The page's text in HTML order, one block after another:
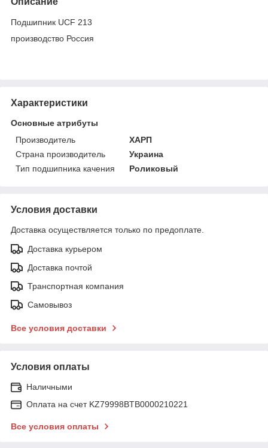
Подшипник UCF 213
производство Россия
Характеристики
Основные атрибуты
Производитель
ХАРП
Страна производитель
Украина
Тип подшипника качения
Роликовый
Условия доставки
Доставка осуществляется только по предоплате.
Доставка курьером
Доставка почтой
Транспортная компания
Самовывоз
Все условия доставки
Условия оплаты
Наличными
Оплата на счет KZ79998BTB0000210221
Все условия оплаты